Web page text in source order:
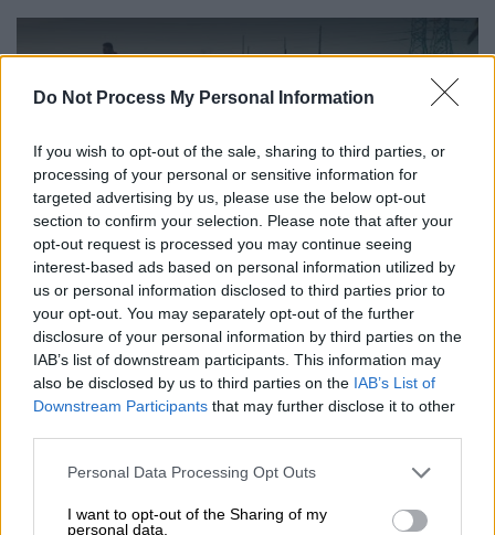
Do Not Process My Personal Information
If you wish to opt-out of the sale, sharing to third parties, or
processing of your personal or sensitive information for
targeted advertising by us, please use the below opt-out
section to confirm your selection. Please note that after your
opt-out request is processed you may continue seeing
interest-based ads based on personal information utilized by
us or personal information disclosed to third parties prior to
your opt-out. You may separately opt-out of the further
disclosure of your personal information by third parties on the
IAB’s list of downstream participants. This information may
also be disclosed by us to third parties on the IAB’s List of
Downstream Participants that may further disclose it to other
Please note that this website/app uses one or more Google
not limited to your visit or usage behaviour. You may click to
Personal Data Processing Opt Outs
I want to opt-out of the Sharing of my
personal data.
video
Η βασίλισσα της ποπ, η οποία γιόρτασε
55α γενέθλιά της στο Μονακό το
σαββατοκύριακο,μέσα από μία ανάρτησή στο
προσωπικό της λογαριασμό στο Instagram
ντυμένη στα κόκκινα, ευχαρίστησε τους
απρόσμενη επιτυχία του νέου τραγουδιού.